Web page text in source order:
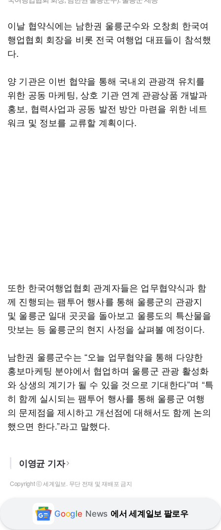
이날 협약식에는 남한권 울릉군수와 오창희 한국여
행업협회 회장을 비롯 전국 여행업 대표들이 참석했
다.
양 기관은 이번 협약을 통해 국내외 관광객 유치를
위한 공동 마케팅, 상호 기관 연계 관광상품 개발과
홍보, 협력사업과 공동 발전 방안 마련을 위한 네트
워크 및 정보를 교류할 계획이다.
또한 한국여행업협회 관계자들은 업무협약식과 함
께 진행되는 팸투어 행사를 통해 울릉군의 관광지
및 울릉군 일대 곳곳을 돌아보고 울릉도의 특산물을
맛보는 등 울릉군의 현지 사정을 살펴볼 예정이다.
남한권 울릉군수는 “오늘 업무협약을 통해 다양한
홍보마케팅 분야에서 협업하며 울릉군 관광 활성화
와 상생의 계기가 될 수 있을 것으로 기대한다”며 “특
히 함께 실시되는 팸투어 행사를 통해 울릉군 여행
의 문제점을 제시하고 개선점에 대해서도 함께 논의
했으면 한다.”라고 말했다.
이영균 기자
Copyright ⓒ 세계일보. 무단 전재 및 재배포 금지
Google News 에서 세계일보 팔로우